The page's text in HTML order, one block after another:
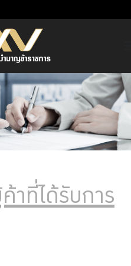
าที่ได้รับการ